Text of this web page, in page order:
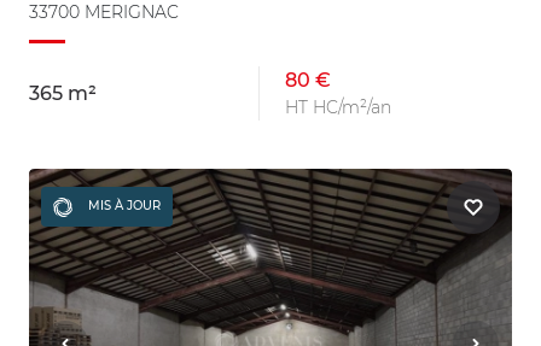
33700 MERIGNAC
365 m²
80 €
HT HC/m²/an
MIS À JOUR